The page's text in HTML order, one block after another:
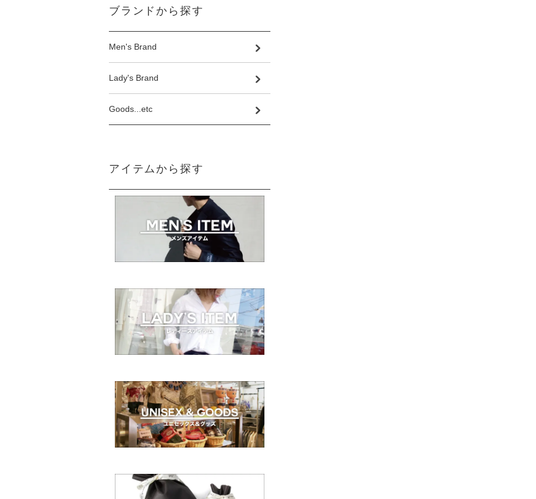
ブランドから探す
Men's Brand
Lady's Brand
Goods...etc
アイテムから探す